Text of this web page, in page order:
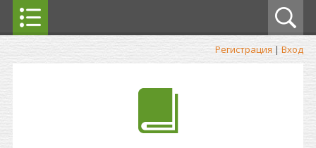
Регистрация | Вход